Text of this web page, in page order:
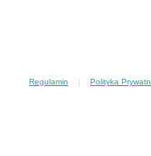
Regulamin | Polityka